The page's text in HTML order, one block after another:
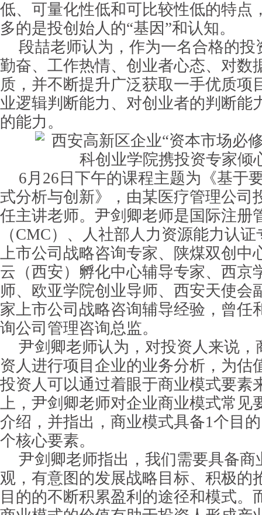
低、可量化性低和可比较性低的特点
多的是投创始人的“基因”和认知。
段喆老师认为，作为一名合格的投
勤奋、工作热情、创业者心态、对数
质，并不断提升广泛获取一手优质项
业逻辑判断能力、对创业者的判断能
的能力。
6月26日下午的课程主题为《基于
式分析与创新》，由某医疗管理公司
任主讲老师。尹剑卿老师是国际注册
（CMC）、人社部人力资源能力认
上市公司战略咨询专家、陕煤双创中
云（西安）孵化中心辅导专家、西京
师、欧亚学院创业导师、西安天使会
家上市公司战略咨询辅导经验，曾任
询公司管理咨询总监。
尹剑卿老师认为，对投资人来说，
资人进行项目企业的业务分析，为估
投资人可以通过着眼于商业模式要素
上，尹剑卿老师对企业商业模式常见
介绍，并指出，商业模式具备1个目
个核心要素。
尹剑卿老师指出，我们需要具备商
观，有意图的发展战略目标、积极的
目的的不断积累盈利的途径和模式。